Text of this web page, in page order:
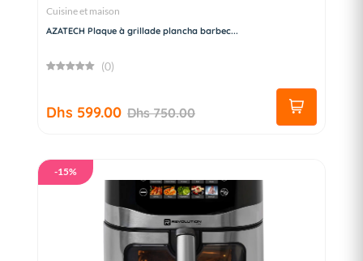
Cuisine et maison
AZATECH Plaque à grillade plancha barbec...
(0)
Dhs 599.00 Dhs 750.00
-15%